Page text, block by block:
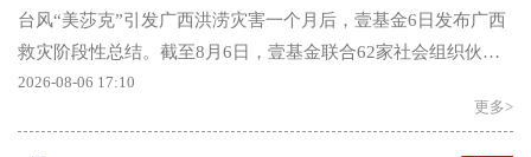
台风“美莎克”引发广西洪涝灾害一个月后，壹基金6日发布广西
救灾阶段性总结。截至8月6日，壹基金联合62家社会组织伙伴
和3806人次志愿者，在...
2026-08-06 17:10
更多>